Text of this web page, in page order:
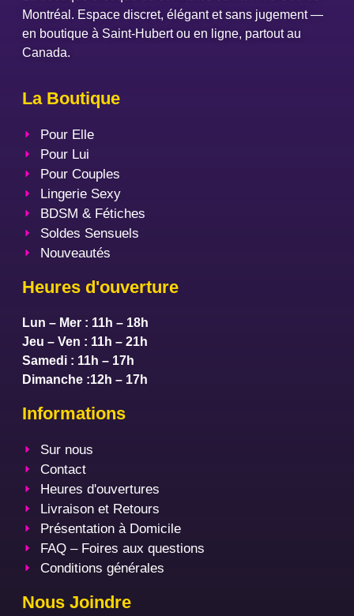
Montréal. Espace discret, élégant et sans jugement —
en boutique à Saint-Hubert ou en ligne, partout au
Canada.
La Boutique
Pour Elle
Pour Lui
Pour Couples
Lingerie Sexy
BDSM & Fétiches
Soldes Sensuels
Nouveautés
Heures d'ouverture
Lun – Mer : 11h – 18h
Jeu – Ven : 11h – 21h
Samedi : 11h – 17h
Dimanche :12h – 17h
Informations
Sur nous
Contact
Heures d'ouvertures
Livraison et Retours
Présentation à Domicile
FAQ – Foires aux questions
Conditions générales
Nous Joindre